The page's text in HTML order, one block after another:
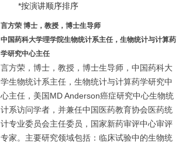
*按演讲顺序排序
言方荣 博士，教授，博士生导师
中国药科大学理学院生物统计系主任，生物统计与计算药
学研究中心主任
言方荣，博士，教授，博士生导师，中国药科大
学生物统计系主任，生物统计与计算药学研究中
心主任，美国MD Anderson癌症研究中心生物统
计系访问学者，并兼任中国医药教育协会医药统
计专业委员会主任委员，国家新药审评中心审评
专家。主要研究领域包括：临床试验中的生物统